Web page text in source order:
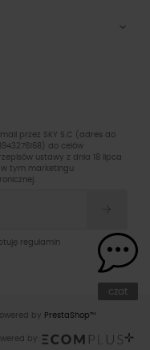

przez SKY S.C (adres do
do celów
ustawy z dnia 18 lipca
w tym marketingu
regulamin
czat
by PrestaShop™
by: